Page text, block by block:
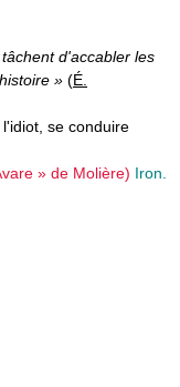
d'accabler les
» (É.
se conduire
» de Molière) Iron.